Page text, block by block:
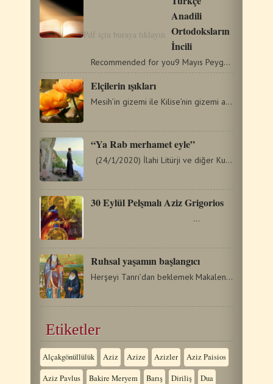
Pdf için buraya tıklayın
Anadili
Ortodoksların
İncili
Recommended for you9 Mayıs Peygamber Yeşaya26 Mart Mübarek…
Elçilerin ışıkları
Mesih’in gizemi ile Kilise’nin gizemi arasındaki organik…
“Ya Rab merhamet eyle”
(24/1/2020) İlahi Litürji ve diğer Kutsal Ayinler boyunca…
30 Eylül Pelşmalı Aziz Grigorios
…
Ruhsal yaşamın başlangıcı
Herşeyi Tanrı’dan beklemek Makalenin başlığı okuyucuya…
Etiketler
Alçakgönüllülük Aziz Azize Azizler Aziz Paisios
Aziz Pavlus Bakire Meryem Barış Diriliş Dua